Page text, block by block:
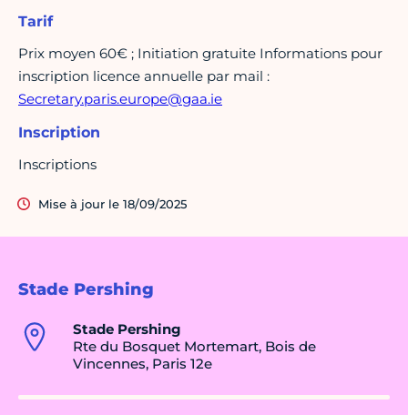
Stade Pershing
Stade Pershing
Rte du Bosquet Mortemart, Bois de
Vincennes, Paris 12e
Tarif
Prix moyen 60€ ; Initiation gratuite Informations pour
inscription licence annuelle par mail :
Secretary.paris.europe@gaa.ie
Inscription
Inscriptions
Mise à jour le 18/09/2025